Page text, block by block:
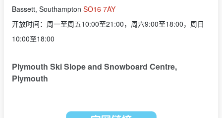
Bassett, Southampton SO16 7AY
开放时间：周一至周五10:00至21:00，周六9:00至18:00，周日
10:00至18:00
Plymouth Ski Slope and Snowboard Centre,
Plymouth